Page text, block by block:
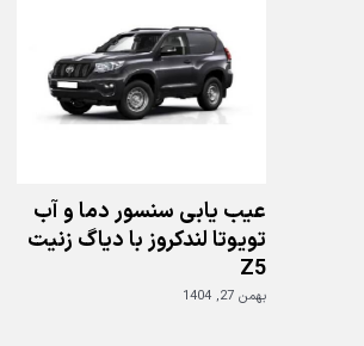
عیب یابی سنسور دما و آب
تویوتا لندکروز با دیاگ زنیت
Z5
بهمن 27, 1404